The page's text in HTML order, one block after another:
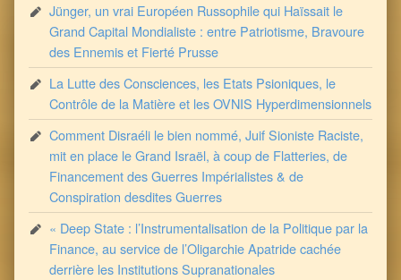
Jünger, un vrai Européen Russophile qui Haïssait le
Grand Capital Mondialiste : entre Patriotisme, Bravoure
des Ennemis et Fierté Prusse
La Lutte des Consciences, les Etats Psioniques, le
Contrôle de la Matière et les OVNIS Hyperdimensionnels
Comment Disraéli le bien nommé, Juif Sioniste Raciste,
mit en place le Grand Israël, à coup de Flatteries, de
Financement des Guerres Impérialistes & de
Conspiration desdites Guerres
« Deep State : l’Instrumentalisation de la Politique par la
Finance, au service de l’Oligarchie Apatride cachée
derrière les Institutions Supranationales